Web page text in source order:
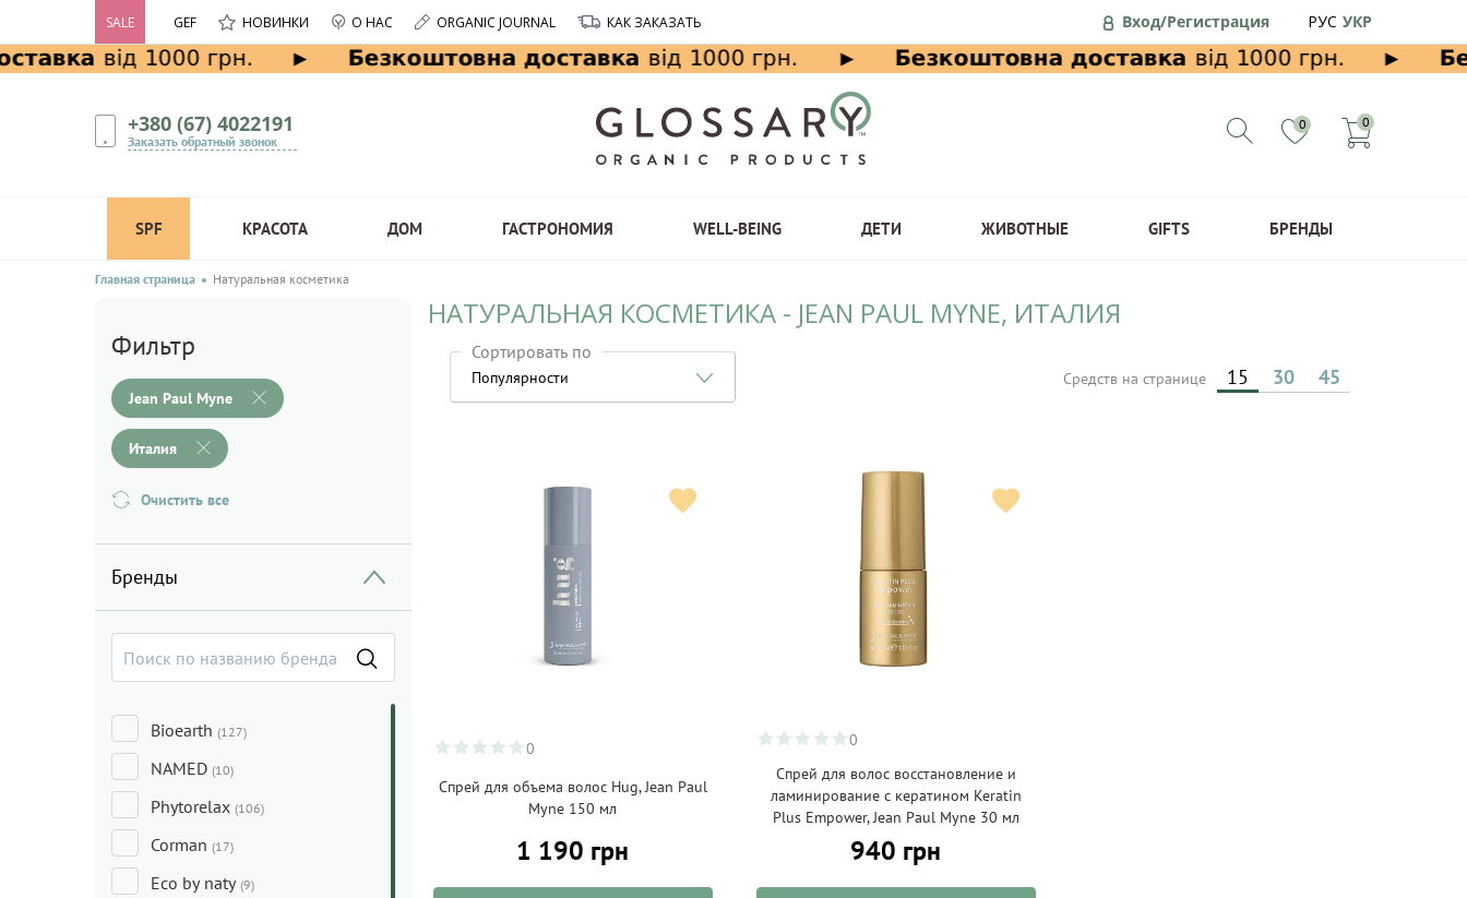
SALE GEF НОВИНКИ О НАС ORGANIC JOURNAL КАК ЗАКАЗАТЬ Вход/Регистрация РУС УКР
+380 (67) 4022191
Заказать обратный звонок
0 0
SPF КРАСОТА ДОМ ГАСТРОНОМИЯ WELL-BEING ДЕТИ ЖИВОТНЫЕ GIFTS БРЕНДЫ
Главная страница Натуральная косметика
Фильтр
Jean Paul Myne
Италия
Очистить все
Бренды
Bioearth (127)
NAMED (10)
Phytorelax (106)
Corman (17)
Eco by naty (9)
НАТУРАЛЬНАЯ КОСМЕТИКА - JEAN PAUL MYNE, ИТАЛИЯ
Сортировать по
Популярности Средств на странице 15 30 45
0
Спрей для объема волос Hug, Jean Paul
Myne 150 мл
1 190 грн
0
Спрей для волос восстановление и
ламинирование с кератином Keratin
Plus Empower, Jean Paul Myne 30 мл
940 грн